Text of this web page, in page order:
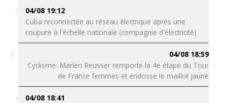
04/08 19:12
Cuba reconnectée au réseau électrique après une
coupure à l'échelle nationale (compagnie d'électricité)
04/08 18:59
Cyclisme: Marlen Reusser remporte la 4e étape du Tour
de France femmes et endosse le maillot jaune
04/08 18:41